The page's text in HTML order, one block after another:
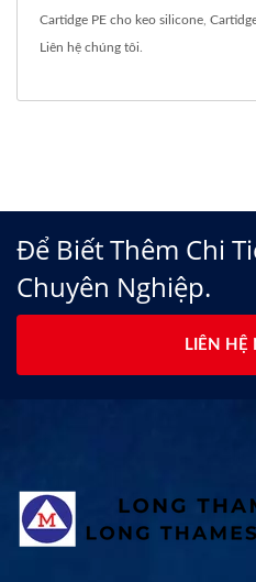
Cartidge PE cho keo silicone
Liên hệ chúng tôi
Để Biết Thêm Chi
Chuyên Nghiệp.
LIÊN HỆ